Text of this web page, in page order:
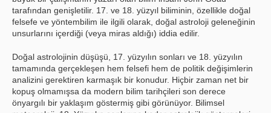
tarafından genişletilir. 17. ve 18. yüzyıl biliminin, özellikle doğal
felsefe ve yöntembilim ile ilgili olarak, doğal astroloji geleneğinin
unsurlarını içerdiği (veya miras aldığı) iddia edilir.
Doğal astrolojinin düşüşü, 17. yüzyılın sonları ve 18. yüzyılın
tamamında gerçekleşen hem felsefi hem de politik değişimlerin
analizini gerektiren karmaşık bir konudur. Hiçbir zaman net bir
kopuş olmamışsa da modern bilim tarihçileri son derece
önyargılı bir yaklaşım göstermiş gibi görünüyor. Bilimsel